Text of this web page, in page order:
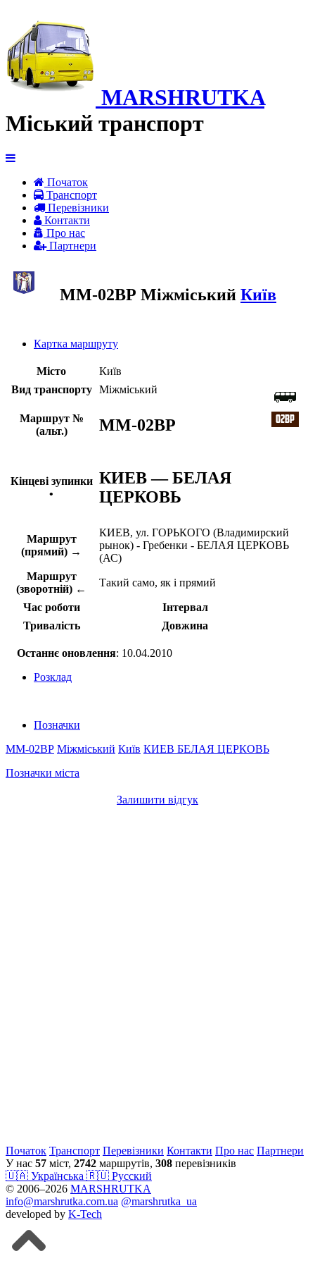
MARSHRUTKA
Міський транспорт
Початок
Транспорт
Перевiзники
Контакти
Про нас
Партнери
ММ-02ВР Міжміський Київ
Картка маршруту
Місто
Київ
Вид транспорту
Міжміський
Маршрут №
(альт.)
ММ-02ВР
Кінцеві зупинки
•
КИЕВ — БЕЛАЯ
ЦЕРКОВЬ
Маршрут
(прямий) →
КИЕВ, ул. ГОРЬКОГО (Владимирский
рынок) - Гребенки - БЕЛАЯ ЦЕРКОВЬ
(АС)
Маршрут
(зворотній) ←
Такий само, як і прямий
Час роботи
Інтервал
Тривалість
Довжина
Останнє оновлення: 10.04.2010
Розклад
Позначки
ММ-02ВР Міжміський Київ КИЕВ БЕЛАЯ ЦЕРКОВЬ
Позначки міста
Залишити відгук
Початок Транспорт Перевiзники Контакти Про нас Партнери
У нас 57 міст, 2742 маршрутів, 308 перевізників
🇺🇦 Українська 🇷🇺 Русский
© 2006–2026 MARSHRUTKA
info@marshrutka.com.ua @marshrutka_ua
developed by K-Tech